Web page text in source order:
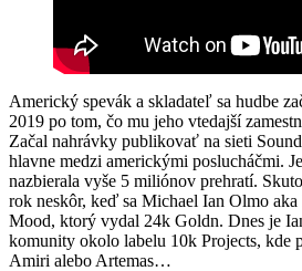
Americký spevák a skladateľ sa hudbe
2019 po tom, čo mu jeho vtedajší
Začal nahrávky publikovať na sieti
hlavne medzi americkými poslucháčmi.
nazbierala vyše 5 miliónov prehratí.
rok neskôr, keď sa Michael Ian Olmo
Mood, ktorý vydal 24k Goldn. Dnes je
komunity okolo labelu 10k Projects, kde
Amiri alebo Artemas…